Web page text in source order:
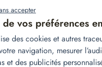
accepter
vos préférences
des cookies et autres
navigation, mesurer
et des publicités